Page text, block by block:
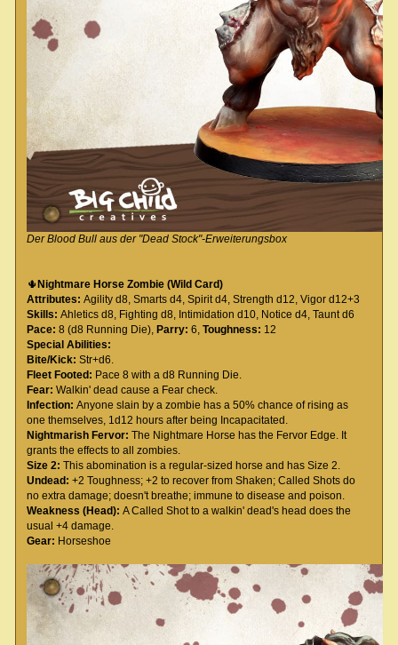
Der Blood Bull aus der "Dead Stock"-Erweiterungsbox
🌵 Nightmare Horse Zombie (Wild Card)
Attributes: Agility d8, Smarts d4, Spirit d4, Strength d12, Vigor d12+3
Skills: Ahletics d8, Fighting d8, Intimidation d10, Notice d4, Taunt d6
Pace: 8 (d8 Running Die), Parry: 6, Toughness: 12
Special Abilities:
Bite/Kick: Str+d6.
Fleet Footed: Pace 8 with a d8 Running Die.
Fear: Walkin' dead cause a Fear check.
Infection: Anyone slain by a zombie has a 50% chance of rising as
one themselves, 1d12 hours after being Incapacitated.
Nightmarish Fervor: The Nightmare Horse has the Fervor Edge. It
grants the effects to all zombies.
Size 2: This abomination is a regular-sized horse and has Size 2.
Undead: +2 Toughness; +2 to recover from Shaken; Called Shots do
no extra damage; doesn't breathe; immune to disease and poison.
Weakness (Head): A Called Shot to a walkin' dead's head does the
usual +4 damage.
Gear: Horseshoe